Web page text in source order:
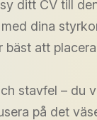
ditt CV till
dina
att
stavfel –
på det